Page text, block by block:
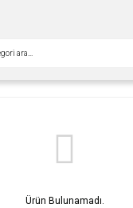
Ürün Bulunamadı.